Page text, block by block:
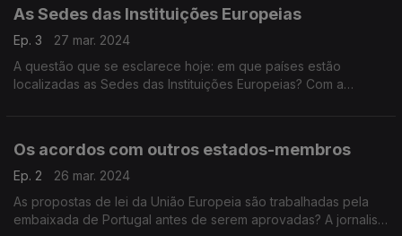
As Sedes das Instituições Europeias
Ep. 3
27 mar. 2024
A questão que se esclarece hoje: em que países estão
localizadas as Sedes das Instituições Europeias? Com a
Os acordos com outros estados-membros
Ep. 2
26 mar. 2024
As propostas de lei da União Europeia são trabalhadas pela
embaixada de Portugal antes de serem aprovadas? A jornalista